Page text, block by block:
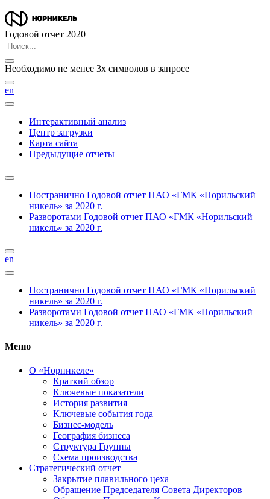
Годовой отчет 2020
Необходимо не менее 3х символов в запросе
en
Интерактивный анализ
Центр загрузки
Карта сайта
Предыдущие отчеты
Постранично Годовой отчет ПАО «ГМК «Норильский
никель» за 2020 г.
Разворотами Годовой отчет ПАО «ГМК «Норильский
никель» за 2020 г.
en
Постранично Годовой отчет ПАО «ГМК «Норильский
никель» за 2020 г.
Разворотами Годовой отчет ПАО «ГМК «Норильский
никель» за 2020 г.
Меню
О «Норникеле»
Краткий обзор
Ключевые показатели
История развития
Ключевые события года
Бизнес-модель
География бизнеса
Структура Группы
Схема производства
Стратегический отчет
Закрытие плавильного цеха
Обращение Председателя Совета Директоров